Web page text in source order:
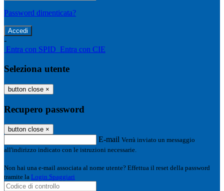
Password dimenticata?
-
Entra con SPID Entra con CIE
Seleziona utente
button close ×
Recupero password
button close ×
E-mail Verrà inviato un messaggio
all'indirizzo indicato con le istruzioni necessarie.
Non hai una e-mail associata al nome utente? Effettua il reset della password
tramite la Login Spaggiari